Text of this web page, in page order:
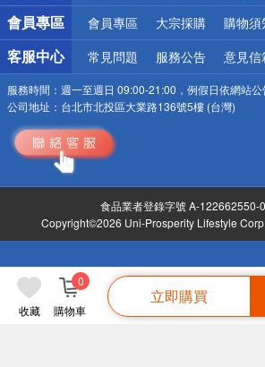
收藏 購物車
0
立即購買
會員專區 會員專區 大宗採購 購物須
客服中心 常見問題 服務公告 意見信
服務時間： 週一至週日 09:00-21:00，例假日依網站公
公司地址： 台北市北投區大業路136號5樓 (台灣)
食品業者登錄字號 A-122662550-
Copyright©2026 Uni-Prosperity Lifestyle